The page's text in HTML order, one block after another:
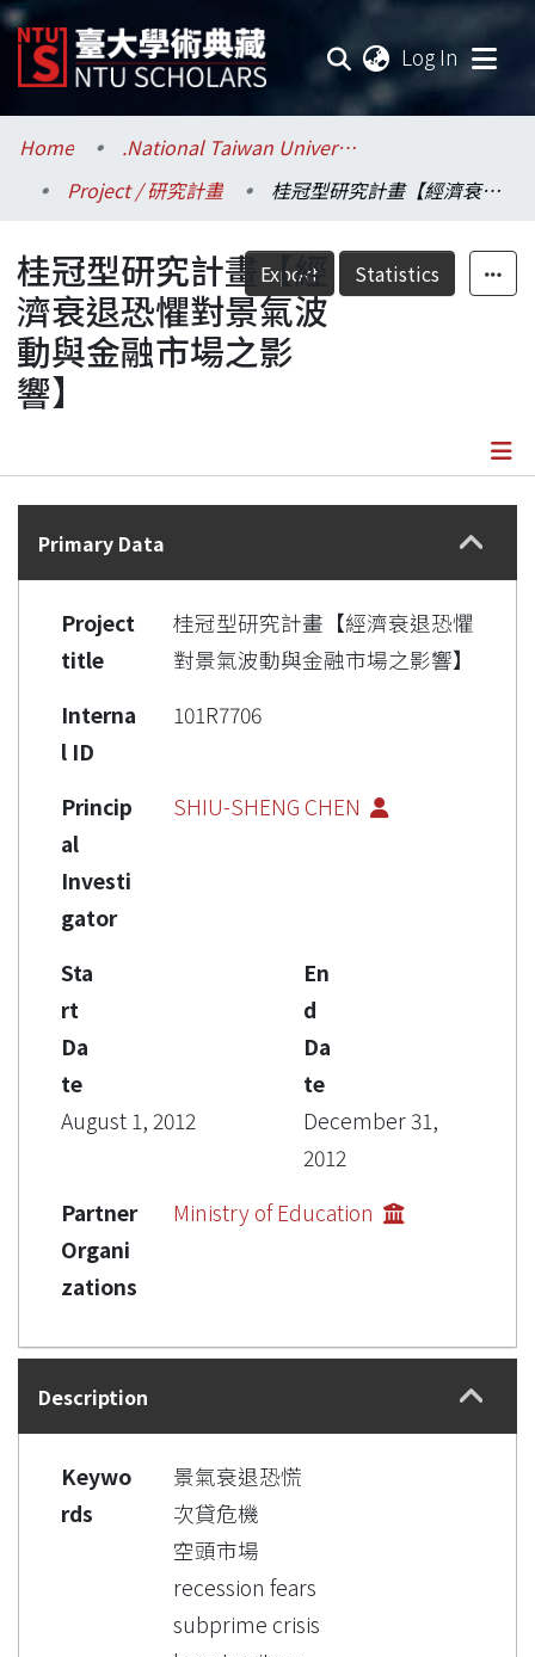
Log In
Communities & Collections
Research Outputs
Fundings & Projects
Researchers
Organizations
Home
.National Taiwan University / 國立臺灣大學
Project / 研究計畫
桂冠型研究計畫【經濟衰退恐懼對景氣波動與金融市場之影響】
Export Statistics
桂冠型研究計畫【經
濟衰退恐懼對景氣波
動與金融市場之影
響】
Details
Primary Data
Project
title
桂冠型研究計畫【經濟衰退恐懼
對景氣波動與金融市場之影響】
Interna
l ID
101R7706
Princip
al
Investi
gator
SHIU-SHENG CHEN
Sta
rt
Da
te
August 1, 2012
En
d
Da
te
December 31,
2012
Partner
Organi
zations
Ministry of Education
Description
Keywo
rds
景氣衰退恐慌
次貸危機
空頭市場
recession fears
subprime crisis